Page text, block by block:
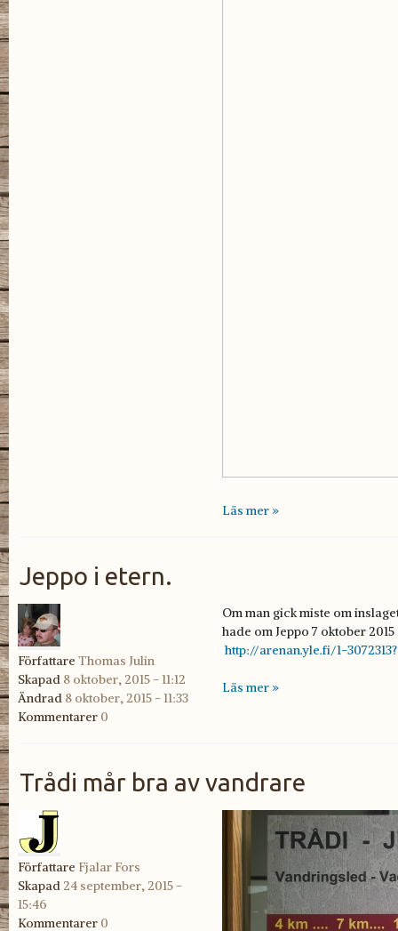
Läs mer »
Jeppo i etern.
Författare Thomas Julin
Skapad 8 oktober, 2015 - 11:12
Ändrad 8 oktober, 2015 - 11:33
Kommentarer 0
Om man gick miste om
hade om Jeppo 7 oktober
http://arenan.yle.fi/1-
Läs mer »
Trådi mår bra av vandrare
Författare Fjalar Fors
Skapad 24 september, 2015 -
15:46
Kommentarer 0